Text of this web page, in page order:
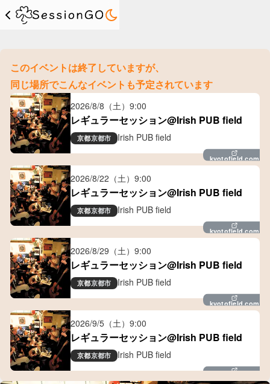
このイベントは終了していますが、
同じ場所でこんなイベントも予定されています
2026/8/8（土） 9:00
レギュラーセッション@Irish PUB field
京都京都市 Irish PUB field
kyotofield.com
2026/8/22（土） 9:00
レギュラーセッション@Irish PUB field
京都京都市 Irish PUB field
kyotofield.com
2026/8/29（土） 9:00
レギュラーセッション@Irish PUB field
京都京都市 Irish PUB field
kyotofield.com
2026/9/5（土） 9:00
レギュラーセッション@Irish PUB field
京都京都市 Irish PUB field